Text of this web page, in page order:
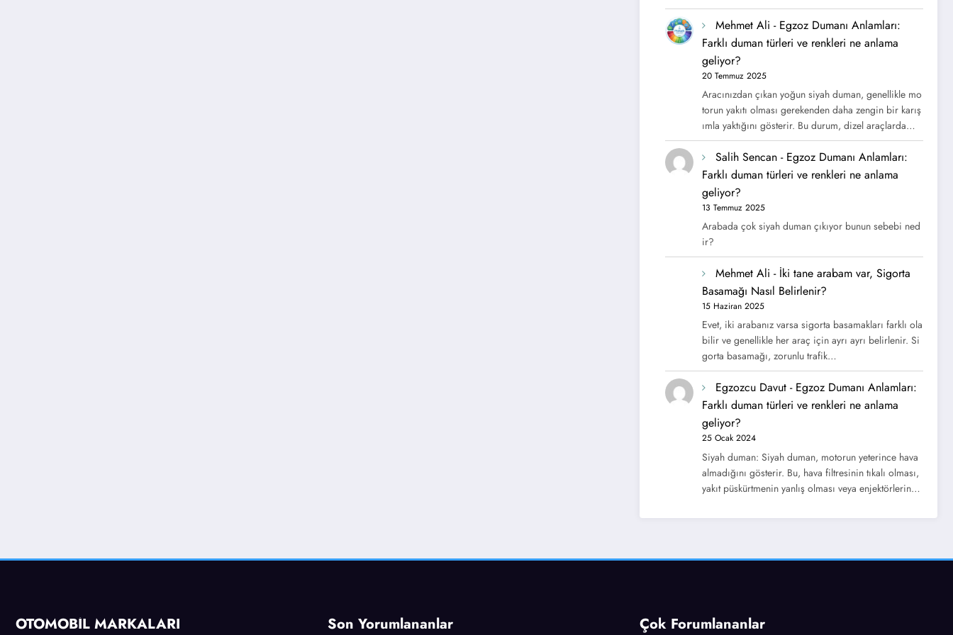
Mehmet Ali - Egzoz Dumanı Anlamları:
Farklı duman türleri ve renkleri ne anlama
geliyor?
20 Temmuz 2025
Aracınızdan çıkan yoğun siyah duman, genellikle mo
torun yakıtı olması gerekenden daha zengin bir karış
ımla yaktığını gösterir. Bu durum, dizel araçlarda…
Salih Sencan - Egzoz Dumanı Anlamları:
Farklı duman türleri ve renkleri ne anlama
geliyor?
13 Temmuz 2025
Arabada çok siyah duman çıkıyor bunun sebebi ned
ir?
Mehmet Ali - İki tane arabam var, Sigorta
Basamağı Nasıl Belirlenir?
15 Haziran 2025
Evet, iki arabanız varsa sigorta basamakları farklı ola
bilir ve genellikle her araç için ayrı ayrı belirlenir. Si
gorta basamağı, zorunlu trafik…
Egzozcu Davut - Egzoz Dumanı Anlamları:
Farklı duman türleri ve renkleri ne anlama
geliyor?
25 Ocak 2024
Siyah duman: Siyah duman, motorun yeterince hava
almadığını gösterir. Bu, hava filtresinin tıkalı olması,
yakıt püskürtmenin yanlış olması veya enjektörlerin…
OTOMOBİL MARKALARI Son Yorumlananlar Çok Forumlananlar